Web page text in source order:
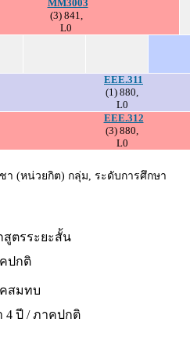
MM3003
(3) 841,
L0
EEE.311
(1) 880,
L0
EEE.312
(3) 880,
L0
า (หน่วยกิต) กลุ่ม, ระดับการศึกษา
ตรระยะสั้น
ปกติ
สมทบ
4 ปี / ภาคปกติ